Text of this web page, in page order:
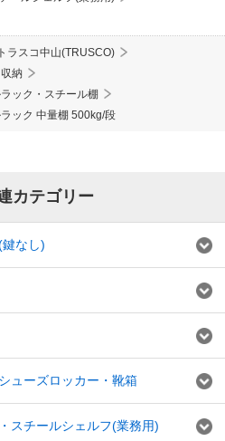
トラスコ中山(TRUSCO)
納
ック・スチール棚
ック 中量棚 500kg/段
カテゴリー
なし)
ューズロッカー・靴箱
スチールシェルフ(業務用)